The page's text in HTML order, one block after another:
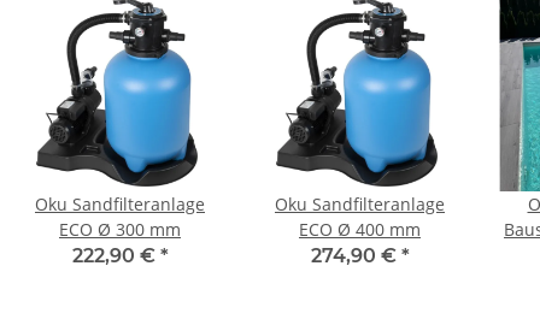
Oku Sandfilteranlage
ECO Ø 300 mm
222,90 € *
Oku Sandfilteranlage
ECO Ø 400 mm
274,90 € *